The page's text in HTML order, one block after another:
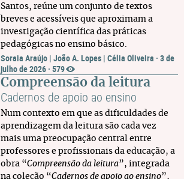
Santos, reúne um conjunto de textos
breves e acessíveis que aproximam a
investigação científica das práticas
pedagógicas no ensino básico.
Soraia Araújo | João A. Lopes | Célia Oliveira · 3 de
julho de 2026 · 579
Compreensão da leitura
Cadernos de apoio ao ensino
Num contexto em que as dificuldades de
aprendizagem da leitura são cada vez
mais uma preocupação central entre
professores e profissionais da educação, a
obra “Compreensão da leitura”, integrada
na coleção “Cadernos de apoio ao ensino”,